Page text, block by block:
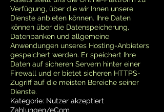
Verfügung, über die wir Ihnen unsere
Dienste anbieten können. Ihre Daten
können über die Datenspeicherung,
Datenbanken und allgemeine
Anwendungen unseres Hosting-Anbieters
gespeichert werden. Er speichert Ihre
Daten auf sicheren Servern hinter einer
Firewall und er bietet sicheren HTTPS-
Zugriff auf die meisten Bereiche seiner
Dienste.
Kategorie: Nutzer akzeptiert
Zahlungen/eCom